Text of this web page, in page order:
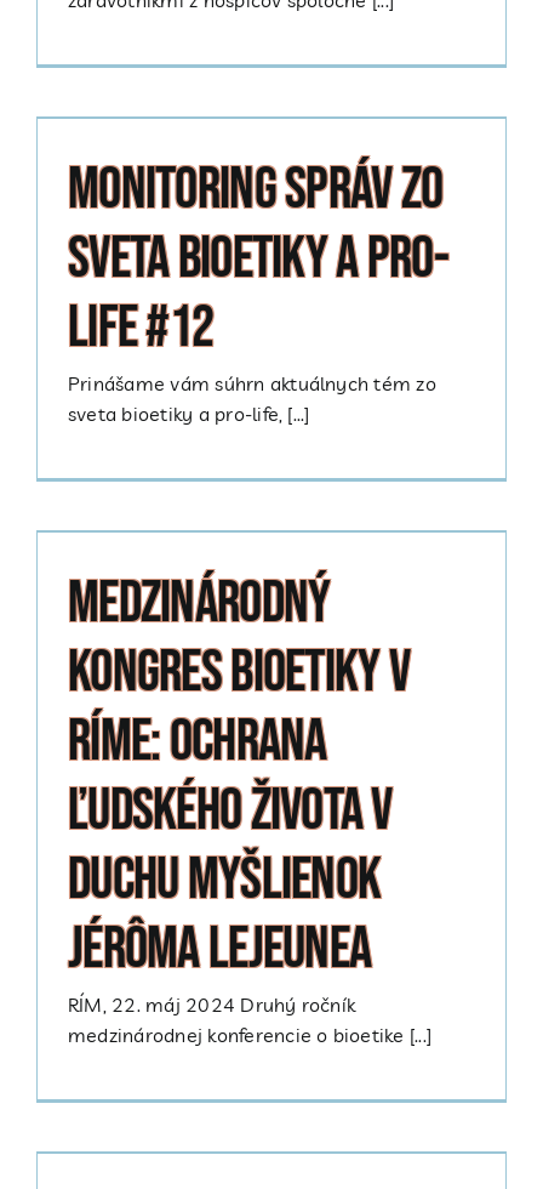
Monitoring správ zo
sveta bioetiky a pro-
life #12
Prinášame vám súhrn aktuálnych tém zo
sveta bioetiky a pro-life, [...]
Medzinárodný
kongres bioetiky v
Ríme: Ochrana
ľudského života v
duchu myšlienok
Jérôma Lejeunea
RÍM, 22. máj 2024 Druhý ročník
medzinárodnej konferencie o bioetike [...]